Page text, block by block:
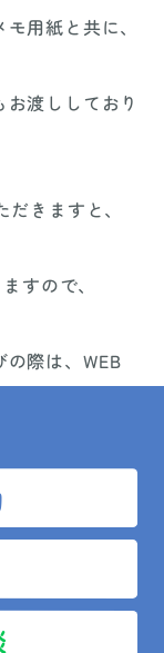
用紙と共に、
渡ししており
きますと、
すので、
際は、WEB